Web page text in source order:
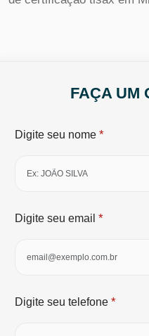
FAÇA UM
Digite seu nome *
Digite seu email *
Digite seu telefone *